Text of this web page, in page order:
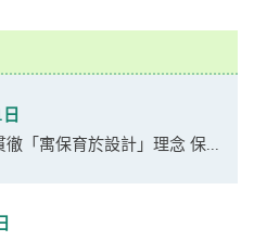
「寓保育於設計」理念 保...